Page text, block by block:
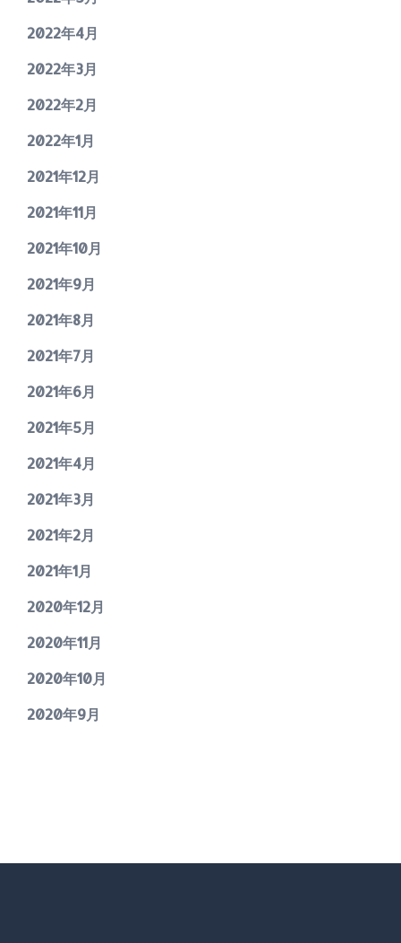
2022年4月
2022年3月
2022年2月
2022年1月
2021年12月
2021年11月
2021年10月
2021年9月
2021年8月
2021年7月
2021年6月
2021年5月
2021年4月
2021年3月
2021年2月
2021年1月
2020年12月
2020年11月
2020年10月
2020年9月